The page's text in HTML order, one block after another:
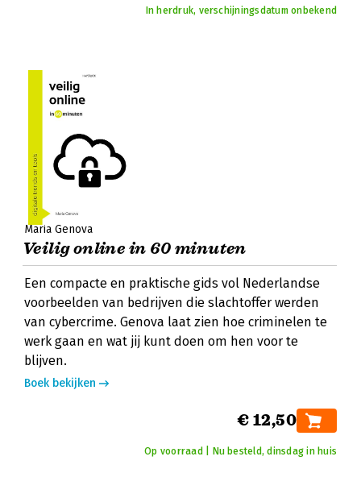
In herdruk, verschijningsdatum onbekend
Maria Genova
Veilig online in 60 minuten
Een compacte en praktische gids vol Nederlandse
voorbeelden van bedrijven die slachtoffer werden
van cybercrime. Genova laat zien hoe criminelen te
werk gaan en wat jij kunt doen om hen voor te
blijven.
Boek bekijken
€ 12,50
Op voorraad | Nu besteld, dinsdag in huis